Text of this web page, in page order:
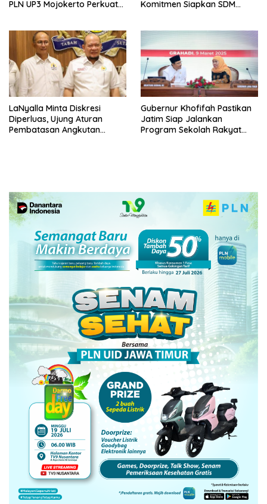
PLN UP3 Mojokerto Perkuat
Komitmen Siapkan SDM
LaNyalla Minta Diskresi
Diperluas, Ujung Aturan
Pembatasan Angkutan
Gubernur Khofifah Pastikan
Jatim Siap Jalankan
Program Sekolah Rakyat